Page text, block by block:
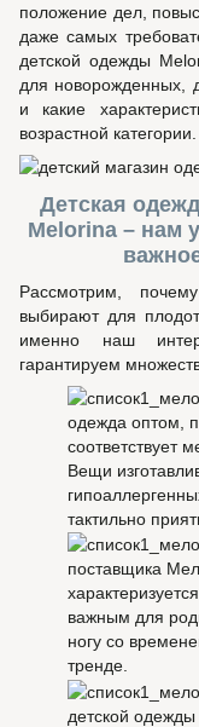
положение дел,
даже самых
детской одежды
для новорожденных,
и какие
возрастной категории.
Детская
Melorina – нам
Рассмотрим,
выбирают для
именно наш
гарантируем
одежда оптом,
соответствует
Вещи
тактильно
поставщика
важным для
ногу со
тренде.
детской